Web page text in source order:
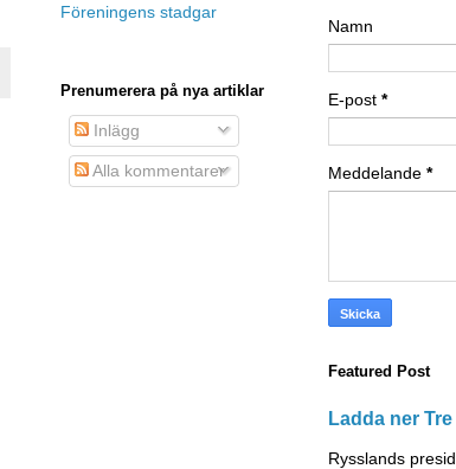
Föreningens stadgar
Prenumerera på nya artiklar
Inlägg
Alla kommentarer
Namn
E-post *
Meddelande *
Featured Post
Ladda ner
Rysslands